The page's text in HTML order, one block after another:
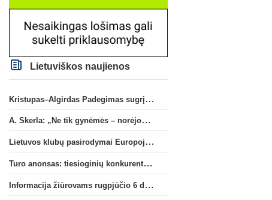
Lietuviškos naujienos
Kristupas–Algirdas Padegimas sugrįžta į FC „Hegelmann” B sudėtį
A. Skerla: „Ne tik gynėmės – norėjome atakuoti“
Lietuvos klubų pasirodymai Europoje: patirti pralaimėjimai Kroatijos atstovams
Turo anonsas: tiesioginių konkurentų dvikova Gargžduose
Informacija žiūrovams rugpjūčio 6 d. UEFA rungtynėms